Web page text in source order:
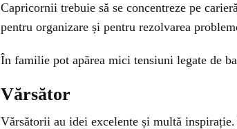
Capricornii trebuie să se concentreze pe
pentru organizare și pentru rezolvarea
În familie pot apărea mici tensiuni legate de
Vărsător
Vărsătorii au idei excelente și multă